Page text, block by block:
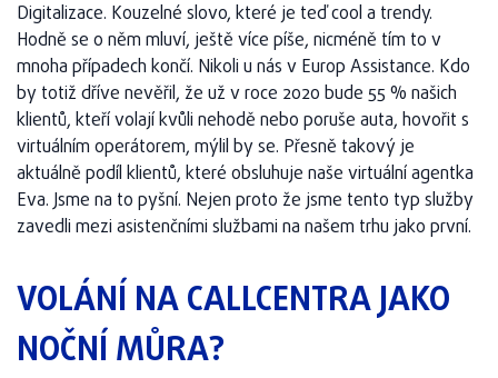
Digitalizace. Kouzelné slovo, které je teď cool a trendy.
Hodně se o něm mluví, ještě více píše, nicméně tím to v
mnoha případech končí. Nikoli u nás v Europ Assistance. Kdo
by totiž dříve nevěřil, že už v roce 2020 bude 55 % našich
klientů, kteří volají kvůli nehodě nebo poruše auta, hovořit s
virtuálním operátorem, mýlil by se. Přesně takový je
aktuálně podíl klientů, které obsluhuje naše virtuální agentka
Eva. Jsme na to pyšní. Nejen proto že jsme tento typ služby
zavedli mezi asistenčními službami na našem trhu jako první.
VOLÁNÍ NA CALLCENTRA JAKO
NOČNÍ MŮRA?